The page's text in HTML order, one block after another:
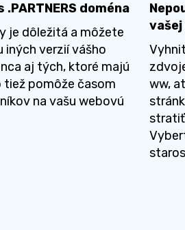
doména
je dôležitá a môžete
verzií vášho
aj tých, ktoré majú
tiež pomôže časom
na vašu webovú
vašej
ww,
stratiť